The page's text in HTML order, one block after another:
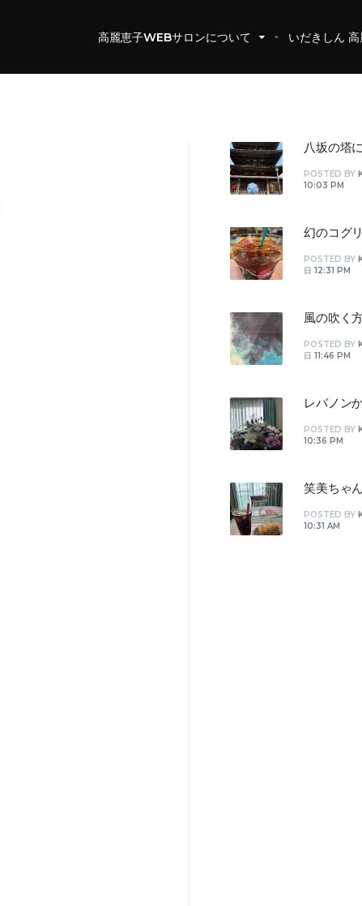
高麗恵子WEBサロンについて いだきしん
八坂の塔
POSTED BY
10:03 PM
幻のコグ
POSTED BY
日 12:31 PM
風の吹く
POSTED BY
日 11:46 PM
レバノン
POSTED BY
10:36 PM
笑美ちゃ
POSTED BY
10:31 AM